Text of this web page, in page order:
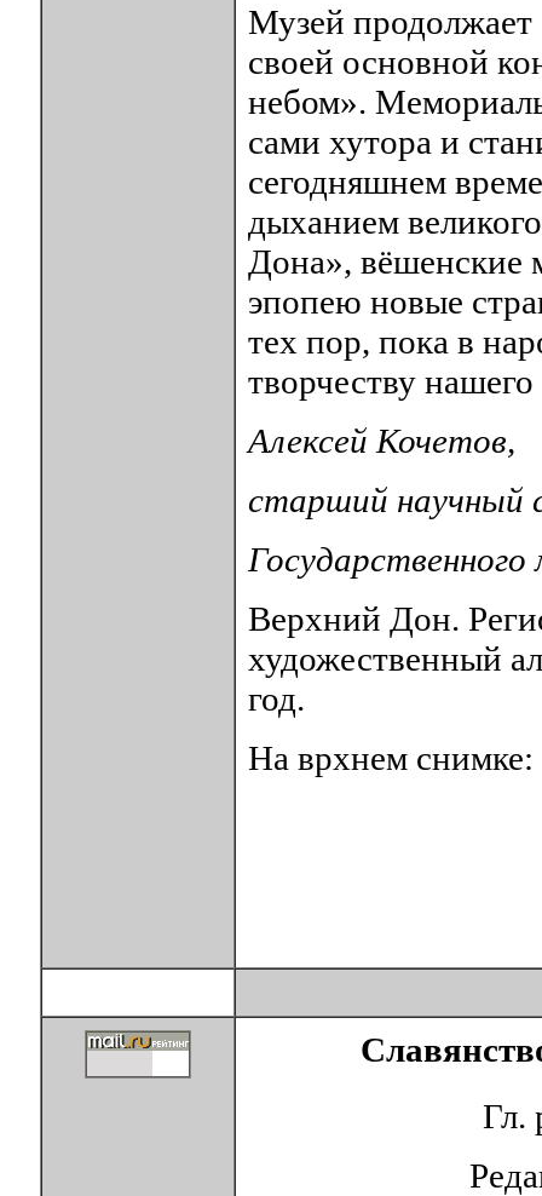
Музей продолжает
своей основной
небом».
сами хутора и
сегодняшнем
дыханием
Дона», вёшенские
эпопею новые
тех пор, пока в
творчеству
Алексей Кочетов,
старший научный
Верхний Дон.
художественный
год.
На врхнем
Гл.